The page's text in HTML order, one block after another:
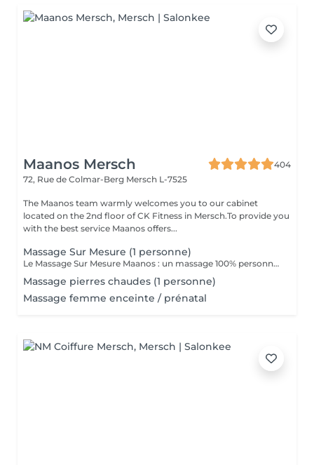
Maanos Mersch
404
72, Rue de Colmar-Berg Mersch L-7525
The Maanos team warmly welcomes you to our cabinet
located on the 2nd floor of CK Fitness in Mersch.To provide you
with the best service Maanos offers...
Massage Sur Mesure (1 personne)
Le Massage Sur Mesure Maanos : un massage 100% personnalisé en fonction de vos besoins et de vos envies !
Massage pierres chaudes (1 personne)
Massage femme enceinte / prénatal